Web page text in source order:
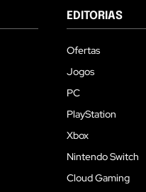
EDITORIAS
Ofertas
Jogos
PC
PlayStation
Xbox
Nintendo Switch
Cloud Gaming